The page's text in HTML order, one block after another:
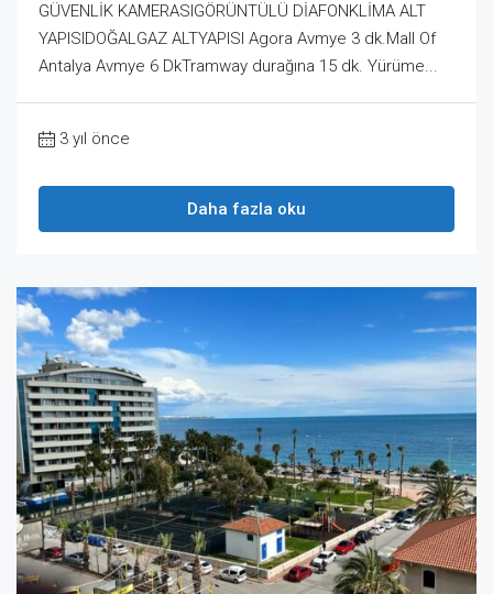
GÜVENLİK KAMERASIGÖRÜNTÜLÜ DİAFONKLİMA ALT
YAPISIDOĞALGAZ ALTYAPISI Agora Avmye 3 dk.Mall Of
Antalya Avmye 6 DkTramway durağına 15 dk. Yürüme...
3 yıl önce
Daha fazla oku